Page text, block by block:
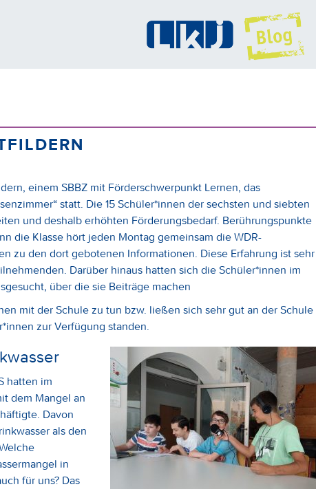
einem SBBZ mit Förderschwerpunkt Lernen, das
statt. Die 15 Schüler*innen der sechsten und siebten
und deshalb erhöhten Förderungsbedarf. Berührungspunkte
die Klasse hört jeden Montag gemeinsam die WDR-
zu den dort gebotenen Informationen. Diese Erfahrung ist sehr
Darüber hinaus hatten sich die Schüler*innen im
über die sie Beiträge machen
mit der Schule zu tun bzw. ließen sich sehr gut an der Schule
zur Verfügung standen.
hatten im
dem Mangel an
Davon
als den
in
für uns? Das